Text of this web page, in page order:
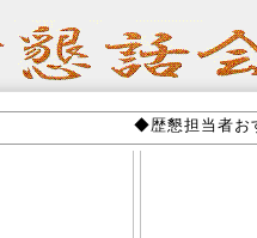
◆歴懇担当者お